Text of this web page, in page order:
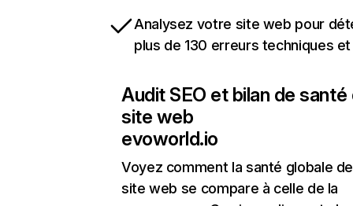
Analysez votre site web pour
plus de 130 erreurs techniques et
Audit SEO et bilan de santé
site web
evoworld.io
Voyez comment la santé globale
site web se compare à celle de la